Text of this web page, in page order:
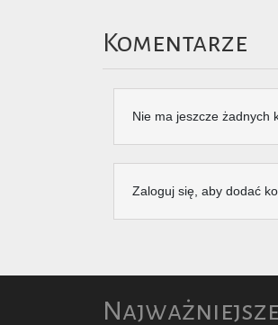
Komentarze
Nie ma jeszcze żadnych
Zaloguj się, aby dodać